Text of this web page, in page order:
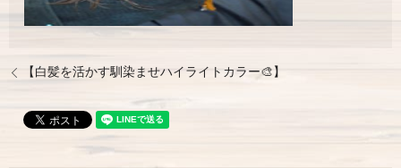
【白髪を活かす馴染ませハイライトカラー🎨】